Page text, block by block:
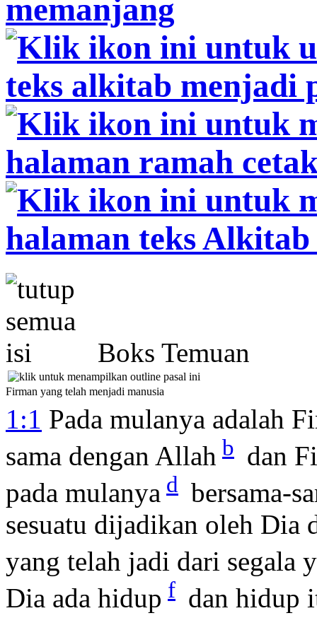
Boks Temuan
Firman yang telah menjadi manusia
1:1 Pada mulanya adalah
sama dengan Allah b dan
pada mulanya d bersama-
sesuatu dijadikan oleh Dia
yang telah jadi dari segala
Dia ada hidup f dan hidup